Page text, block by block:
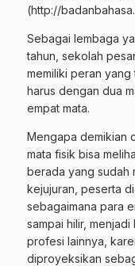
(http://
Sebagai lembaga
tahun, sekolah
memiliki peran
harus dengan dua
empat mata.
Mengapa demikian
mata fisik bisa
berada yang sudah
kejujuran, peserta
sebagaimana para
sampai hilir,
profesi lainnya,
diproyeksikan